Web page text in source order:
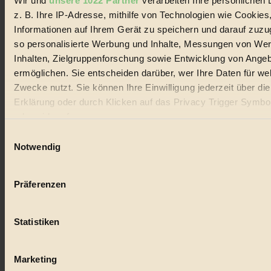
z. B. Ihre IP-Adresse, mithilfe von Technologien wie
Informationen auf Ihrem Gerät zu speichern und darauf
so personalisierte Werbung und Inhalte, Messungen von
Inhalten, Zielgruppenforschung sowie Entwicklung von
ermöglichen. Sie entscheiden darüber, wer Ihre Daten für
Zwecke nutzt. Sie können Ihre Einwilligung jederzeit über
Erklärung oder durch Klicken auf das Privacy Trigger
oder widerrufen
Wenn Sie es erlauben, würden wir auch gerne:
Ihr Gerät durch aktives Scannen nach bestimmten
Erfahren Sie mehr darüber, wie Ihre persönlichen Daten
Notwendig
Präferenzen
Statistiken
Marketing
Natur
kinderbuch
nachhaltig